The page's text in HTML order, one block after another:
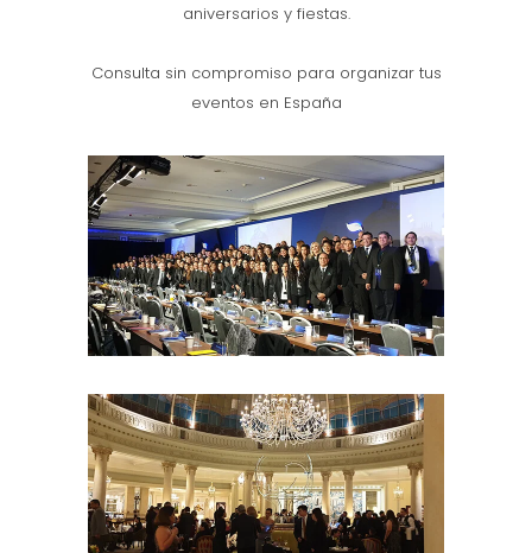
aniversarios y fiestas.
Consulta sin compromiso para organizar tus
eventos en España